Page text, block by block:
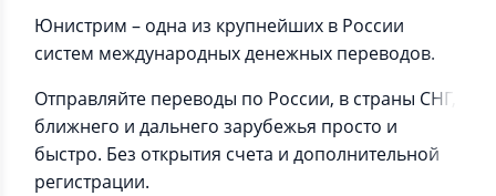
Юнистрим – одна из крупнейших в России
систем международных денежных переводов.
Отправляйте переводы по России, в страны СНГ,
ближнего и дальнего зарубежья просто и
быстро. Без открытия счета и дополнительной
регистрации.